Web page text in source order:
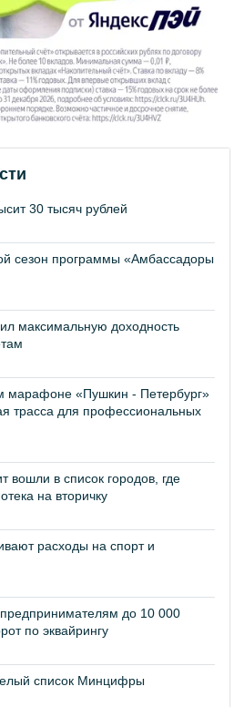
30 тысяч рублей
сезон программы «Амбассадоры
максимальную доходность
марафоне «Пушкин - Петербург»
трасса для профессиональных
вошли в список городов, где
на вторичку
расходы на спорт и
до 10 000
по эквайрингу
список Минцифры